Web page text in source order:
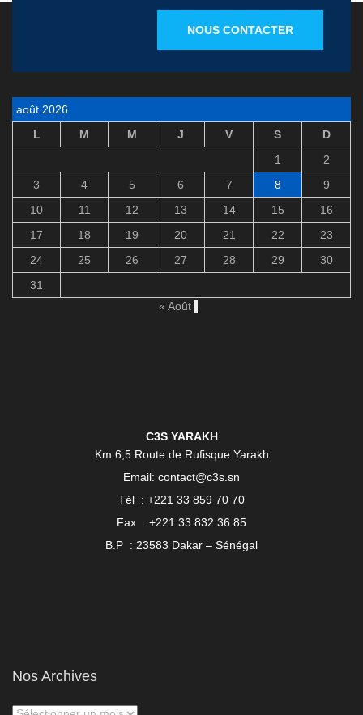
NOUS CONTACTER
août 2026
L
M M J V S
D
1
2
3
4 5 6 7 8
9
10
11 12 13 14 15
16
17
18 19 20 21 22
23
24
25 26 27 28 29
30
31
« Août
C3S YARAKH
Km 6,5 Route de Rufisque Yarakh
Email: contact@c3s.sn
Tél : +221 33 859 70 70
Fax : +221 33 832 36 85
B.P : 23583 Dakar – Sénégal
Nos Archives